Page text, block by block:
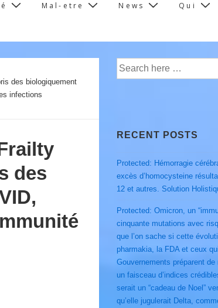
Mal-etre News Qui
des biologiquement
infections
des
Search
for:
RECENT POSTS
Protected: Hémorragie
excès d’homocysteine
12 et autres. Solution
Protected: Omicron, un “immune
cinquante mutations avec
que l’on sache si cette
pharmakia, la FDA et ceux
Gouvernements préparent
un faisceau d’indices
serait un “cadeau de Noel”
qu’elle jugulerait Delta,